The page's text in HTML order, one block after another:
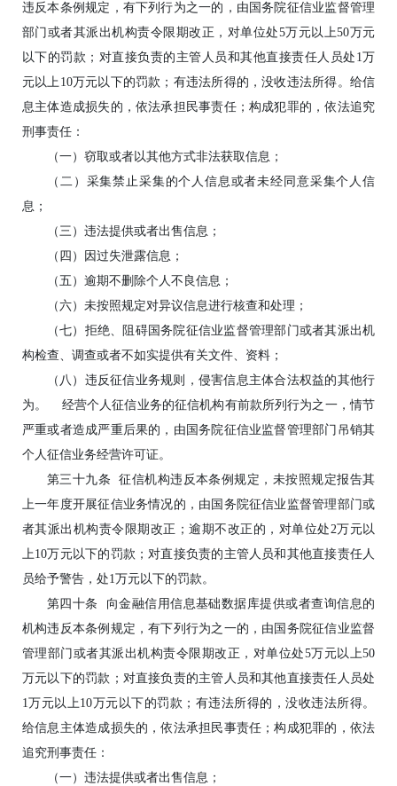
违反本条例规定，有下列行为之一的，由国务院征信业监督管理
部门或者其派出机构责令限期改正，对单位处5万元以上50万元
以下的罚款；对直接负责的主管人员和其他直接责任人员处1万
元以上10万元以下的罚款；有违法所得的，没收违法所得。给信
息主体造成损失的，依法承担民事责任；构成犯罪的，依法追究
刑事责任：
（一）窃取或者以其他方式非法获取信息；
（二）采集禁止采集的个人信息或者未经同意采集个人信
息；
（三）违法提供或者出售信息；
（四）因过失泄露信息；
（五）逾期不删除个人不良信息；
（六）未按照规定对异议信息进行核查和处理；
（七）拒绝、阻碍国务院征信业监督管理部门或者其派出机
构检查、调查或者不如实提供有关文件、资料；
（八）违反征信业务规则，侵害信息主体合法权益的其他行
为。 经营个人征信业务的征信机构有前款所列行为之一，情节
严重或者造成严重后果的，由国务院征信业监督管理部门吊销其
个人征信业务经营许可证。
第三十九条 征信机构违反本条例规定，未按照规定报告其
上一年度开展征信业务情况的，由国务院征信业监督管理部门或
者其派出机构责令限期改正；逾期不改正的，对单位处2万元以
上10万元以下的罚款；对直接负责的主管人员和其他直接责任人
员给予警告，处1万元以下的罚款。
第四十条 向金融信用信息基础数据库提供或者查询信息的
机构违反本条例规定，有下列行为之一的，由国务院征信业监督
管理部门或者其派出机构责令限期改正，对单位处5万元以上50
万元以下的罚款；对直接负责的主管人员和其他直接责任人员处
1万元以上10万元以下的罚款；有违法所得的，没收违法所得。
给信息主体造成损失的，依法承担民事责任；构成犯罪的，依法
追究刑事责任：
（一）违法提供或者出售信息；